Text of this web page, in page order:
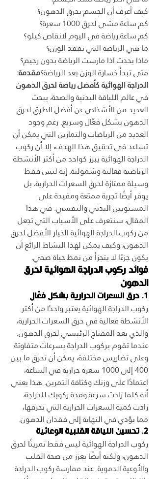
كيف أعرف أن الجسم يحرق الدهون؟
كم ساعة مشي لحرق 1000 سعرة؟
كم ساعة رياضة في اليوم لانقاص كيلو؟
ما هي الرياضة التي تفقد الوزن؟
ماذا يحدث اذا مارست الرياضة بدون رجيم؟
متى تبدأ خسارة الوزن بعد الرياضة؟مقدمة:
الدراجة الهوائية كأفضل رياضة لحرق الدهون
في عالم اللياقة البدنية والصحة، يبحث
العديد من الأشخاص عن أفضل الطرق لحرق
الدهون بشكل فعّال وسريع. رغم وجود
العديد من الرياضات والتمارين التي يمكن أن
تساعد في تحقيق هذا الهدف، إلا أن ركوب
الدراجة الهوائية يبرز كواحد من أكثر الأنشطة
الرياضية فعالية وشمولية. إنه ليس فقط
وسيلة ممتازة لحرق السعرات الحرارية، بل
يوفر أيضًا تجربة ممتعة ومفيدة على
المستويين البدني والنفسي. في هذا
المقال، سنتعرف على الأسباب التي تجعل
من ركوب الدراجة الهوائية الخيار الأفضل لحرق
الدهون، وكيف يمكن لهذا النشاط الرائع أن
يكون جزءًا لا يتجزأ من نمط حياة صحي.
فوائد ركوب الدراجة الهوائية لحرق
الدهون
1. حرق السعرات الحرارية بشكل فعّال
ركوب الدراجة الهوائية يعتبر واحدًا من أكثر
الأنشطة فعالية في حرق السعرات الحرارية،
والذي يعد المفتاح الرئيسي لحرق الدهون.
عندما تقوم بركوب الدراجة بسرعات متفاوتة
وعلى تضاريس مختلفة، يمكن أن تحرق ما بين
400 إلى 1000 سعرة حرارية في الساعة،
اعتمادًا على وزنك وكثافة التمرين. هذا يعني
أنه كلما زادت سرعة ومدة ركوبك للدراجة،
زادت كمية السعرات الحرارية التي تحرقها،
مما يؤدي في النهاية إلى فقدان الدهون.
2. تحسين اللياقة القلبية الوعائية
ركوب الدراجة الهوائية ليس فقط تمرينًا لحرق
الدهون، ولكنه أيضًا يعزز من صحة القلب
والأوعية الدموية. عند ممارسة ركوب الدراجة